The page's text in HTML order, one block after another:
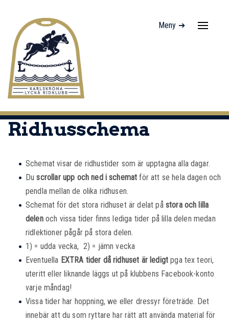
Meny ➔
Ridhusschema
Schemat visar de ridhustider som är upptagna alla dagar.
Du scrollar upp och ned i schemat för att se hela dagen och
pendla mellan de olika ridhusen.
Schemat för det stora ridhuset är delat på stora och lilla
delen och vissa tider finns lediga tider på lilla delen medan
ridlektioner pågår på stora delen.
1) = udda vecka, 2) = jämn vecka
Eventuella EXTRA tider då ridhuset är ledigtpga tex teori,
uteritt eller liknande läggs ut på klubbens Facebook-konto
varje måndag!
Vissa tider har hoppning, we eller dressyr företräde. Det
innebär att du som ryttare har rätt att använda material för